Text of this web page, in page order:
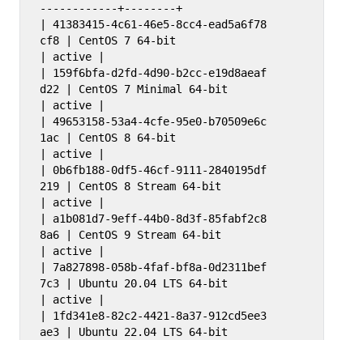
------------+--------+
| 41383415-4c61-46e5-8cc4-ead5a6f78
cf8 | CentOS 7 64-bit
| active |
| 159f6bfa-d2fd-4d90-b2cc-e19d8aeaf
d22 | CentOS 7 Minimal 64-bit
| active |
| 49653158-53a4-4cfe-95e0-b70509e6c
1ac | CentOS 8 64-bit
| active |
| 0b6fb188-0df5-46cf-9111-2840195df
219 | CentOS 8 Stream 64-bit
| active |
| a1b081d7-9eff-44b0-8d3f-85fabf2c8
8a6 | CentOS 9 Stream 64-bit
| active |
| 7a827898-058b-4faf-bf8a-0d2311bef
7c3 | Ubuntu 20.04 LTS 64-bit
| active |
| 1fd341e8-82c2-4421-8a37-912cd5ee3
ae3 | Ubuntu 22.04 LTS 64-bit